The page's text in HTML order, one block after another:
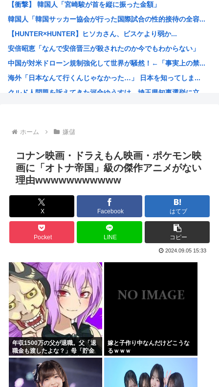
【朗報】ジャンプが最も売れた1995年新年3・4合併号に...
アップル「よその会社（Android勢？）はすぐに使えな...
日本が長距離巡航ミサイルの試験発射に成功！北朝鮮が激怒「...
【衝撃】ちょｗ AIが勝手にサイバー攻撃とかｗｗｗおまえ...
男女共同参画局「女性が尊重されない避難所のあり方を許しは...
元ＮＨＫ中川安奈アナがミニスカポリスのコスプレ披露www
【衝撃】 韓国人「宮崎駿が首を縦に振った金額」
韓国人「韓国サッカー協会が行った国際試合の性的接待の全容...
【HUNTER×HUNTER】ヒソカさん、ビスケより弱か...
安倍昭恵「なんで安倍晋三が殺されたのか今でもわからない」
中国が対米ドローン規制強化して世界が騒然！←「事実上の禁...
海外「日本なんて行くんじゃなかった…」 日本を知ってしま...
クルド人問題を訴えてきた河合ゆうすけ、埼玉県知事選挙に立...
韓国人「SKハイニックスが10%台の暴落！外国人投資家と...
【激震】 韓国人「韓国サッカー協会、W杯・五輪で複数回の...
ジョジョの「ヴァニラアイス」とかいうスタンド使い、流石に...
ロールちゃん描いたwww
「週刊少年ジャンプ」 発行部数が初の100万部割れ
Zガンダムで一番人気のないMSがパラスアテネという風潮
緊縮財政論者として知られる大物財務官僚、高市早苗の逆鱗に...
海外「日本にはこんな特殊な標識があるんだけど皆は見たこと...
自民党「日本人56す56す56す56す56すコロスコロス...
熊本地震避難所で高市早苗の態度が非常に良いと話題
露悪系アニメ、定義がよくわからなくなる
高市早苗「消費税減税の財源は今から考える」
声優の長谷川育美さんと結婚したいんやが
ホーム 嫌儲
コナン映画・ドラえもん映画・ポケモン映
画に「オトナ帝国」級の傑作アニメがない
理由wwwwwwwwwww
X Facebook はてブ
Pocket LINE コピー
2024.09.05 15:33
年収1500万の父が退職。父「退
職金も渡したよな？」母「貯金
なんてないよー」父「全部なく
なったの！？」→予想外の返事
に家族騒然となり…
嫁と子作り中なんだけどこうな
るｗｗｗ